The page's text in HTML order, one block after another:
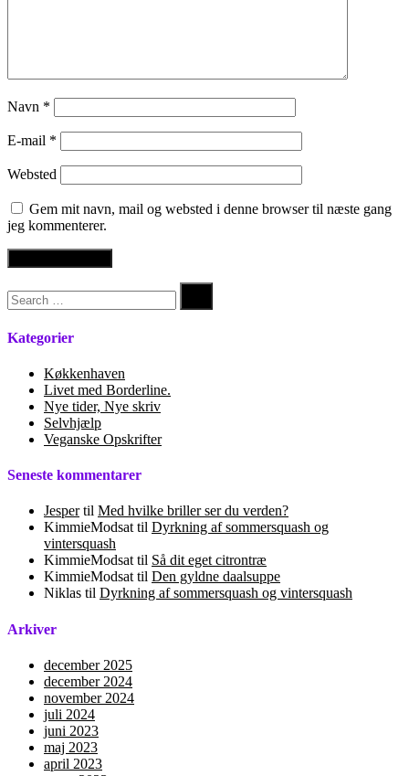
Navn *
E-mail *
Websted
Gem mit navn, mail og websted i denne browser til næste gang
jeg kommenterer.
Søg
efter:
Kategorier
Køkkenhaven
Livet med Borderline.
Nye tider, Nye skriv
Selvhjælp
Veganske Opskrifter
Seneste kommentarer
Jespertil Med hvilke briller ser du verden?
KimmieModsat til Dyrkning af sommersquash og
vintersquash
KimmieModsat til Så dit eget citrontræ
KimmieModsat til Den gyldne daalsuppe
Niklas til Dyrkning af sommersquash og vintersquash
Arkiver
december 2025
december 2024
november 2024
juli 2024
juni 2023
maj 2023
april 2023